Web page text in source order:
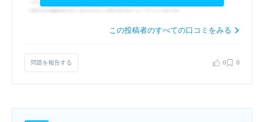
この投稿者のすべての口コミをみる
問題を報告する 0 0